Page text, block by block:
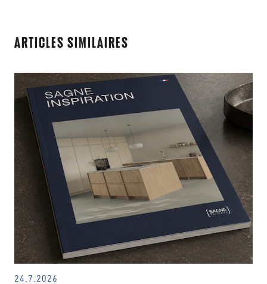
ARTICLES SIMILAIRES
24.7.2026